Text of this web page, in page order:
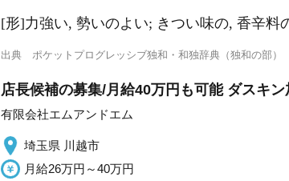
[形]力強い, 勢いのよい; きつい味の, 香辛料
出典 ポケットプログレッシブ独和・和独辞典（独和の部）
店長候補の募集/月給40万円も可能 ダスキ
有限会社エムアンドエム
埼玉県 川越市
月給26万円～40万円